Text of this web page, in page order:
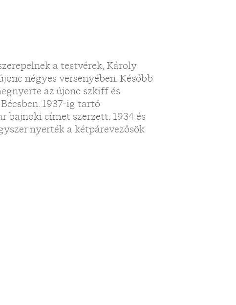
a testvérek, Károly
négyes versenyében. Később
az újonc szkiff és
1937-ig tartó
címet szerzett: 1934 és
nyerték a kétpárevezősök